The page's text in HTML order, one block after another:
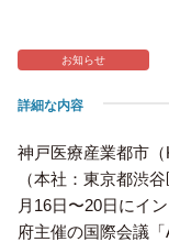
お知らせ
詳細な内容
神戸医療産業都市
（本社：東京都渋
月16日〜20日にイ
府主催の国際会議